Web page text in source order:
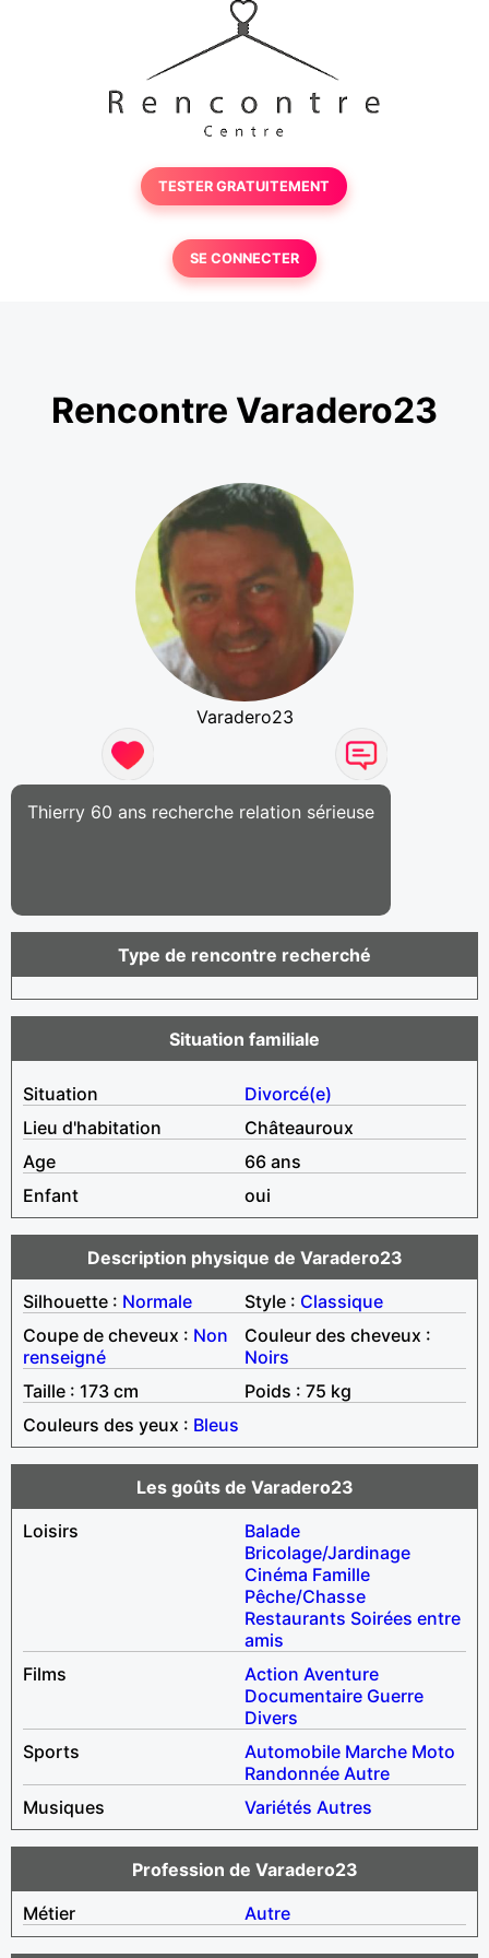
TESTER GRATUITEMENT
SE CONNECTER
Rencontre Varadero23
Varadero23
Thierry 60 ans recherche relation sérieuse
Type de rencontre recherché
Situation familiale
Situation
Divorcé(e)
Lieu d'habitation
Châteauroux
Age
66 ans
Enfant
oui
Description physique de Varadero23
Silhouette : Normale Style : Classique
Coupe de cheveux : Non
renseigné
Couleur des cheveux :
Noirs
Taille : 173 cm
Poids : 75 kg
Couleurs des yeux : Bleus
Les goûts de Varadero23
Loisirs
Balade
Bricolage/Jardinage
Cinéma Famille
Pêche/Chasse
Restaurants Soirées entre
amis
Films
Action Aventure
Documentaire Guerre
Divers
Sports
Automobile Marche Moto
Randonnée Autre
Musiques
Variétés Autres
Profession de Varadero23
Métier
Autre